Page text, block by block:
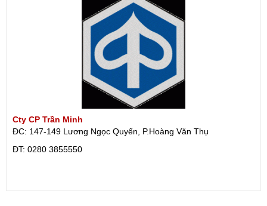
Cty CP Trần Minh
ĐC: 147-149 Lương Ngọc Quyến, P.Hoàng Văn Thụ
ÐT: 0280 3855550